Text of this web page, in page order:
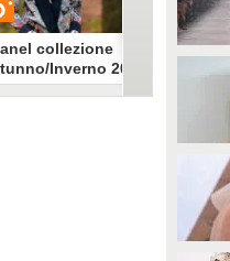
collezione
Inverno 2018-19